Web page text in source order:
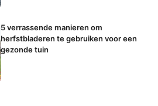
5 verrassende manieren om
herfstbladeren te gebruiken voor een
gezonde tuin